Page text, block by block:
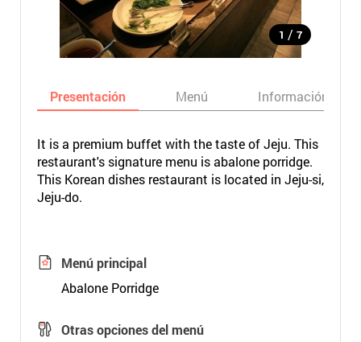
1 / 7
Presentación Menú Información
It is a premium buffet with the taste of Jeju. This
restaurant's signature menu is abalone porridge.
This Korean dishes restaurant is located in Jeju-si,
Jeju-do.
Menú principal
Abalone Porridge
Otras opciones del menú